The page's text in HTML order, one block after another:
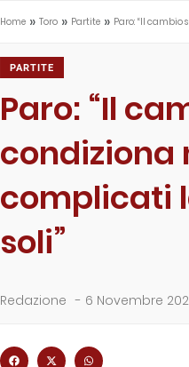
Home » Toro » Partite » Paro: “Il
PARTITE
Paro: “Il
condiziona
complicati
soli”
Redazione - 6 Novembre